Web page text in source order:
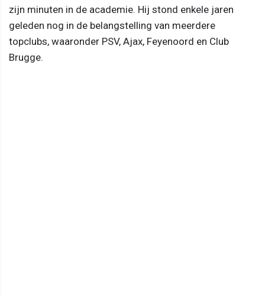
zijn minuten in de academie. Hij stond enkele jaren
geleden nog in de belangstelling van meerdere
topclubs, waaronder PSV, Ajax, Feyenoord en Club
Brugge.